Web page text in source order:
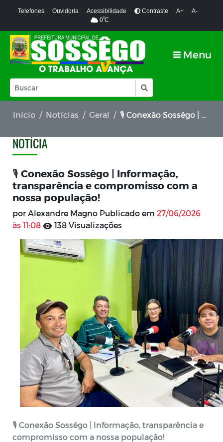
Telefones Ouvidoria Acessibilidade Contraste A+
A-
0ºC
Menu
Início Notícias Geral 🎙️ Conexão Sossêgo | Informação, transparência e compromisso com a nossa população!
NOTÍCIA
🎙️ Conexão Sossêgo | Informação,
transparência e compromisso com a
nossa população!
por Alexandre Magno Publicado em 27/06/2026
às 11:08
138 Visualizações
🎙️ Conexão Sossêgo | Informação, transparência e
compromisso com a nossa população!